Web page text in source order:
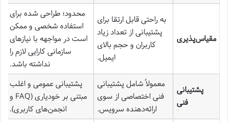
مقیاس‌پذیری
به راحتی قابل ارتقا برای
پشتیبانی از تعداد زیاد
کاربران و حجم بالای
ایمیل.
محدود؛ طراحی شده برای
استفاده شخصی و ممکن
است در مواجهه با نیازهای
سازمانی کارایی لازم را
نداشته باشد.
پشتیبانی
فنی
معمولاً شامل پشتیبانی
فنی اختصاصی از سوی
ارائه‌دهنده سرویس.
پشتیبانی عمومی و اغلب
مبتنی بر خودیاری (FAQ و
انجمن‌های کاربری).